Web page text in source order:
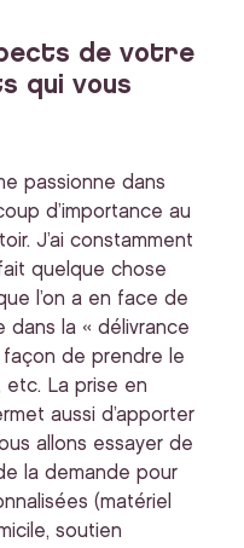
de votre
qui vous
passionne dans
d’importance au
J’ai constamment
quelque chose
l’on a en face de
dans la « délivrance
de prendre le
etc. La prise en
aussi d’apporter
allons essayer de
la demande pour
(matériel
soutien